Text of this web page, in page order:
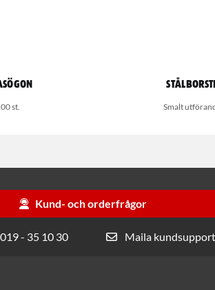
st. Smalt
Kund- och orderfrågor
- 35 10 30 Maila